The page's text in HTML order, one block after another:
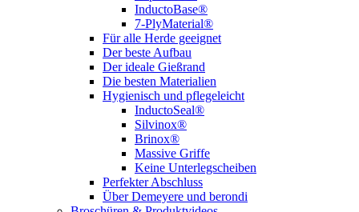
InductoBase®
7-PlyMaterial®
Für alle Herde geeignet
Der beste Aufbau
Der ideale Gießrand
Die besten Materialien
Hygienisch und pflegeleicht
InductoSeal®
Silvinox®
Brinox®
Massive Griffe
Keine Unterlegscheiben
Perfekter Abschluss
Über Demeyere und berondi